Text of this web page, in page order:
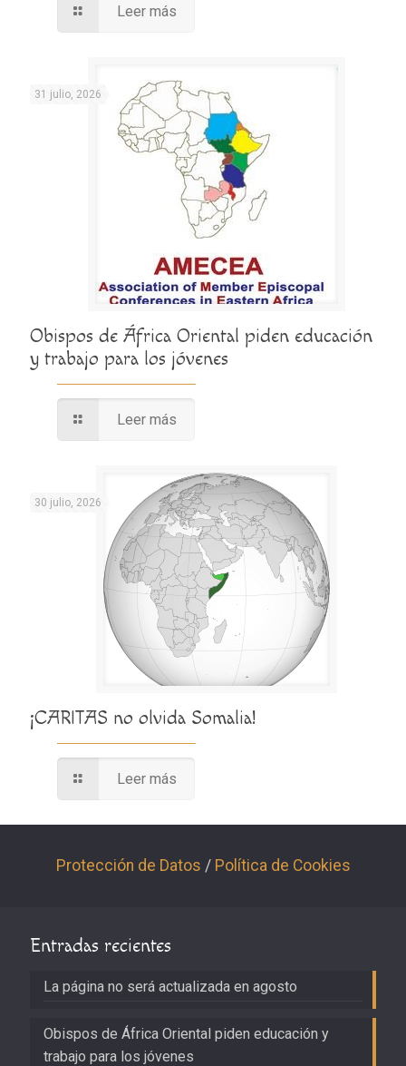
Leer más
31 julio, 2026
Obispos de África Oriental piden educación
y trabajo para los jóvenes
Leer más
30 julio, 2026
¡CARITAS no olvida Somalia!
Leer más
Protección de Datos / Política de Cookies
Entradas recientes
La página no será actualizada en agosto
Obispos de África Oriental piden educación y
trabajo para los jóvenes